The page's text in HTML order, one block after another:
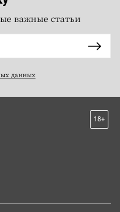
важные статьи
данных
18+